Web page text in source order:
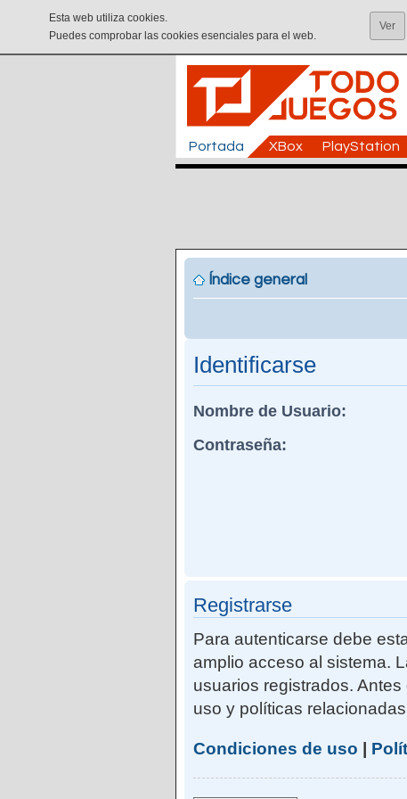
Esta web utiliza cookies.
Puedes comprobar las cookies esenciales para el web.
Ver
Portada XBox PlayStation
Índice general
Identificarse
Nombre de Usuario:
Contraseña:
Registrarse
Para autenticarse debe
amplio acceso al sistema.
usuarios registrados.
uso y políticas
Condiciones de uso